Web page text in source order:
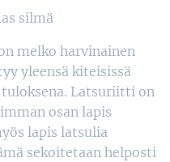
silmä
melko harvinainen
yleensä kiteisissä
Latsuriitti on
osan lapis
lapis latsulia
sekoitetaan helposti